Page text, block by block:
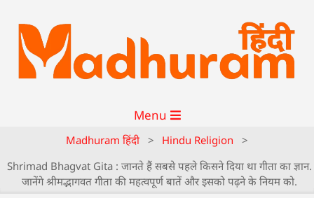
Menu
Madhuram हिंदी > Hindu Religion
>
Shrimad Bhagvat Gita : जानते हैं सबसे पहले किसने दिया था गीता का ज्ञान.
जानेंगे श्रीमद्भागवत गीता की महत्वपूर्ण बातें और इसको पढ़ने के नियम को.